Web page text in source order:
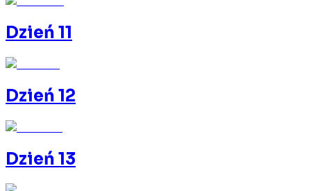
Dzień 11
Dzień 12
Dzień 13